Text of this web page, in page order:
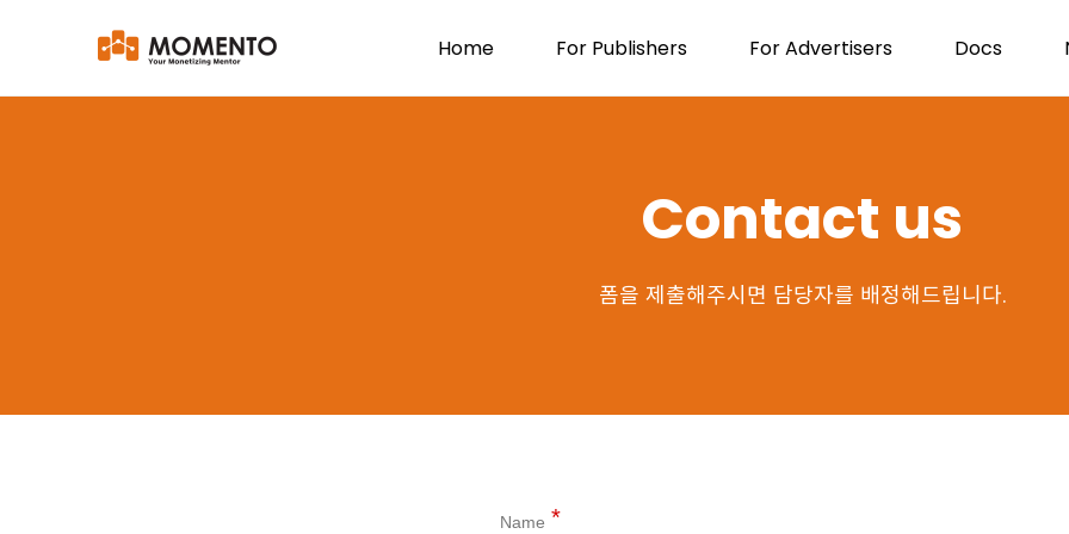
Home For Publishers For Advertisers Docs
Contact us
폼을 제출해주시면 담당자를 배정해드립니다.
Name